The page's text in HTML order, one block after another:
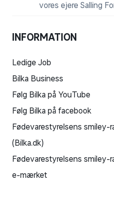
vores ejere Salling
INFORMATION
Ledige Job
Bilka Business
Følg Bilka på YouTube
Følg Bilka på facebook
Fødevarestyrelsens smiley-
(Bilka.dk)
Fødevarestyrelsens smiley-
e-mærket